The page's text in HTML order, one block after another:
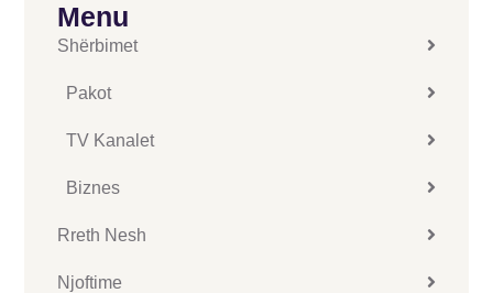
Menu
Shërbimet
Pakot
TV Kanalet
Biznes
Rreth Nesh
Njoftime